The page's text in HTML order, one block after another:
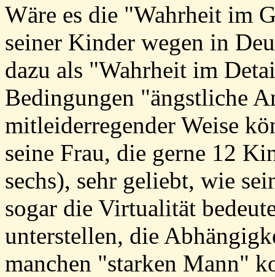
Wäre es die "Wahrheit im
seiner Kinder wegen in
dazu als "Wahrheit im
Bedingungen "ängstliche
mitleiderregender Weise
seine Frau, die gerne 12
sechs), sehr geliebt, wie
sogar die Virtualität
unterstellen, die
manchen "starken Mann"